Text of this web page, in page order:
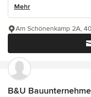
Mehr
Am Schönenkamp 2A,
B&U